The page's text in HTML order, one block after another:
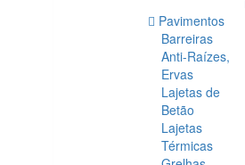
Pavimentos
Barreiras
Anti-Raízes,
Ervas
Lajetas de
Betão
Lajetas
Térmicas